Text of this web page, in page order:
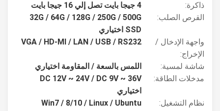
ذاكرة:
القرص الصلب:
32G / 64G / 128G / 250G / 500G
واجهة الإدخال /
الإخراج:
VGA / HD-MI / LAN / USB / RS232
شاشة لمسية:
اللمس بالسعة / المقاومة اختياري
مدخلات الطاقة:
DC 12V ~ 24V / DC 9V ~ 36V
اختياري
نظام التشغيل:
Win7 / 8/10 / Linux / Ubuntu